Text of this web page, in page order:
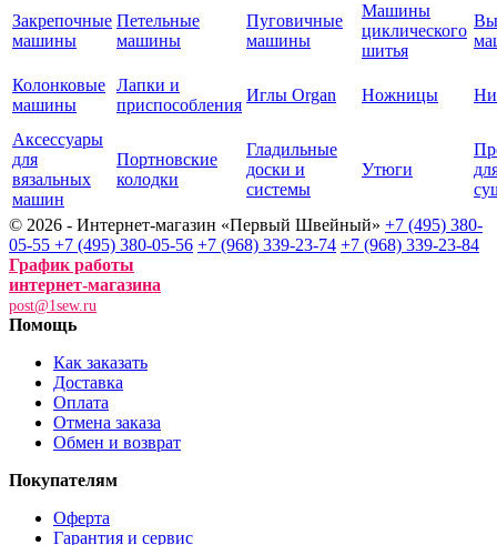
Закрепочные
машины
Петельные
машины
Пуговичные
машины
Машины
циклического
шитья
Колонковые
машины
Лапки и
приспособления
Иглы Organ Ножницы
Аксессуары
для
вязальных
машин
Портновские
колодки
Гладильные
доски и
системы
Утюги
© 2026 - Интернет-магазин «Первый Швейный» +7 (495) 380-
05-55 +7 (495) 380-05-56 +7 (968) 339-23-74 +7 (968) 339-23-84
График работы
интернет-магазина
post@1sew.ru
Помощь
Как заказать
Доставка
Оплата
Отмена заказа
Обмен и возврат
Покупателям
Оферта
Гарантия и сервис